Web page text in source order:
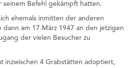
seinem Befehl gekämpft hatten.
ehemals inmitten der anderen
dann am 17.März 1947 an den jetzigen
der vielen Besucher zu
inzwischen 4 Grabstätten adoptiert,